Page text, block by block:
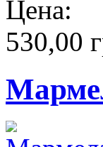
Цена:
530,00